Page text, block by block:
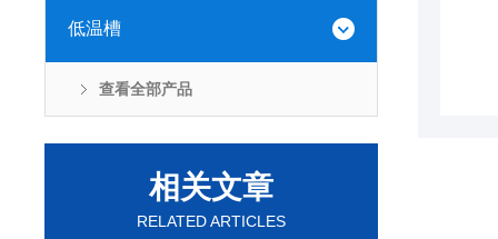
低温槽
查看全部产品
相关文章
RELATED ARTICLES